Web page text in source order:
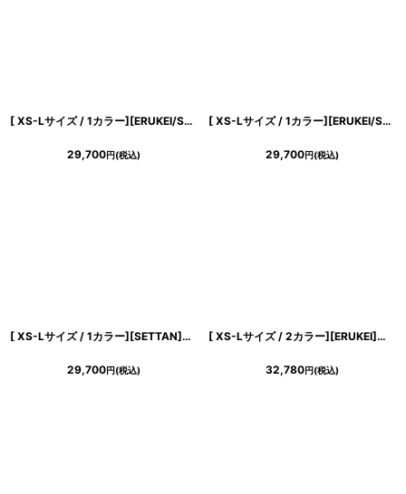
[ XS-Lサイズ / 1カラー][ERUKEI/SETTAN]フラワープリント・花柄レース・ハイウエスト・リボン・ノースリーブ・Vネック・Aライン・切替・ロングドレス[送料無料]
29,700円(税込)
[ XS-Lサイズ / 1カラー][ERUKEI/SETTAN]オーガンジー・花柄・プリント・スクエアネック・ノースリーブ・タック・フレア・Aライン・ロングドレス[送料無料]
29,700円(税込)
[ XS-Lサイズ / 1カラー][SETTAN]イエロー・ホルターネック・ブラックベルト・リボン・シフォン・マーメイドライン・ロングドレス[黒木麗奈着用][送料無料]
29,700円(税込)
[ XS-Lサイズ / 2カラー][ERUKEI]モノトーン・リーフ柄・花柄・レースネック・Aライン・ノースリーブ・ロングドレス・ワンピース[薗田杏奈着用][送料無料]
32,780円(税込)